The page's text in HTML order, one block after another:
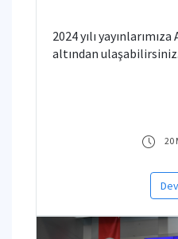
2024 yılı
altından ulaşabilirsiniz.
20